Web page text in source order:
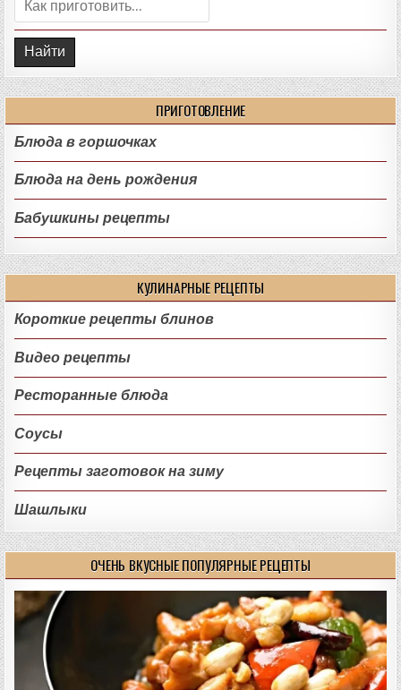
ПРИГОТОВЛЕНИЕ
Блюда в горшочках
Блюда на день рождения
Бабушкины рецепты
КУЛИНАРНЫЕ РЕЦЕПТЫ
Короткие рецепты блинов
Видео рецепты
Ресторанные блюда
Соусы
Рецепты заготовок на зиму
Шашлыки
ОЧЕНЬ ВКУСНЫЕ ПОПУЛЯРНЫЕ РЕЦЕПТЫ